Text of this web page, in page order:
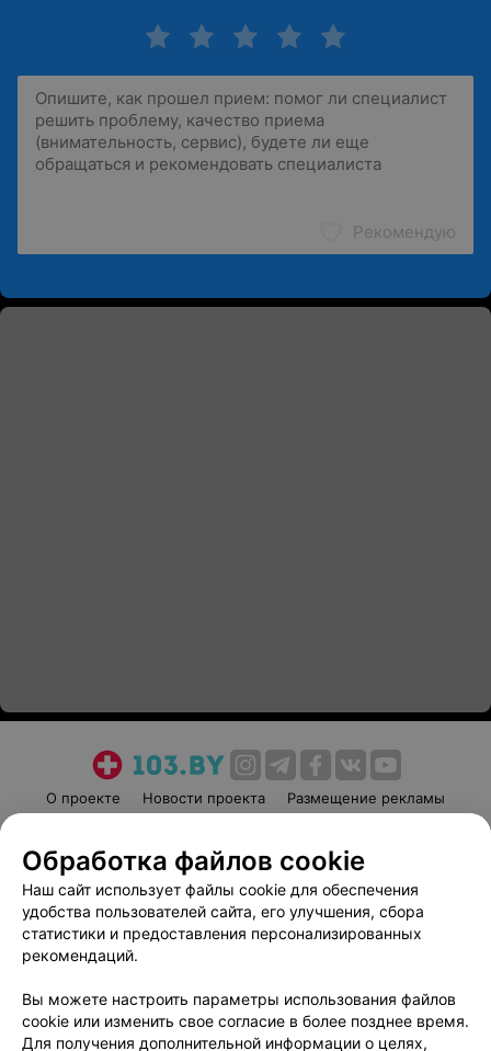
Рекомендую
О проекте Новости проекта
Размещение рекламы
Пользовательское соглашение
Способы оплаты
Вакансии
Партнеры
Написать руководителю 103.by
Обработка персональных данных
Обработка файлов cookie
Наш сайт использует файлы cookie для обеспечения
удобства пользователей сайта, его улучшения, сбора
статистики и предоставления персонализированных
рекомендаций.
Вы можете настроить параметры использования файлов
cookie или изменить свое согласие в более позднее время.
Для получения дополнительной информации о целях,